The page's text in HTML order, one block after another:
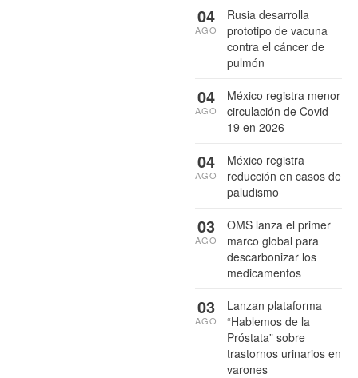
Rusia desarrolla
prototipo de vacuna
contra el cáncer de
pulmón
04
AGO
México registra menor
circulación de Covid-
19 en 2026
04
AGO
México registra
reducción en casos de
paludismo
04
AGO
OMS lanza el primer
marco global para
descarbonizar los
medicamentos
03
AGO
Lanzan plataforma
“Hablemos de la
Próstata” sobre
trastornos urinarios en
varones
03
AGO